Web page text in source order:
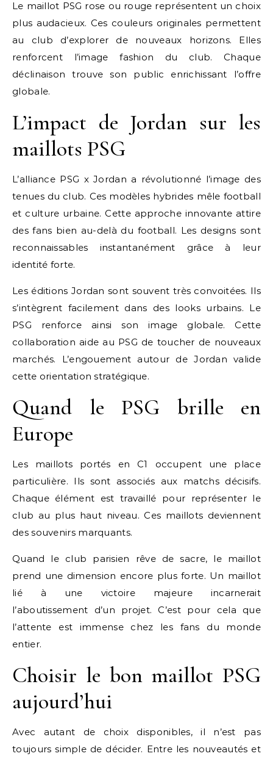
Le maillot PSG rose ou rouge représentent un choix
plus audacieux. Ces couleurs originales permettent
au club d’explorer de nouveaux horizons. Elles
renforcent l’image fashion du club. Chaque
déclinaison trouve son public enrichissant l’offre
globale.
L’impact de Jordan sur les
maillots PSG
L’alliance PSG x Jordan a révolutionné l’image des
tenues du club. Ces modèles hybrides mêle football
et culture urbaine. Cette approche innovante attire
des fans bien au-delà du football. Les designs sont
reconnaissables instantanément grâce à leur
identité forte.
Les éditions Jordan sont souvent très convoitées. Ils
s’intègrent facilement dans des looks urbains. Le
PSG renforce ainsi son image globale. Cette
collaboration aide au PSG de toucher de nouveaux
marchés. L’engouement autour de Jordan valide
cette orientation stratégique.
Quand le PSG brille en
Europe
Les maillots portés en C1 occupent une place
particulière. Ils sont associés aux matchs décisifs.
Chaque élément est travaillé pour représenter le
club au plus haut niveau. Ces maillots deviennent
des souvenirs marquants.
Quand le club parisien rêve de sacre, le maillot
prend une dimension encore plus forte. Un maillot
lié à une victoire majeure incarnerait
l’aboutissement d’un projet. C’est pour cela que
l’attente est immense chez les fans du monde
entier.
Choisir le bon maillot PSG
aujourd’hui
Avec autant de choix disponibles, il n’est pas
toujours simple de décider. Entre les nouveautés et